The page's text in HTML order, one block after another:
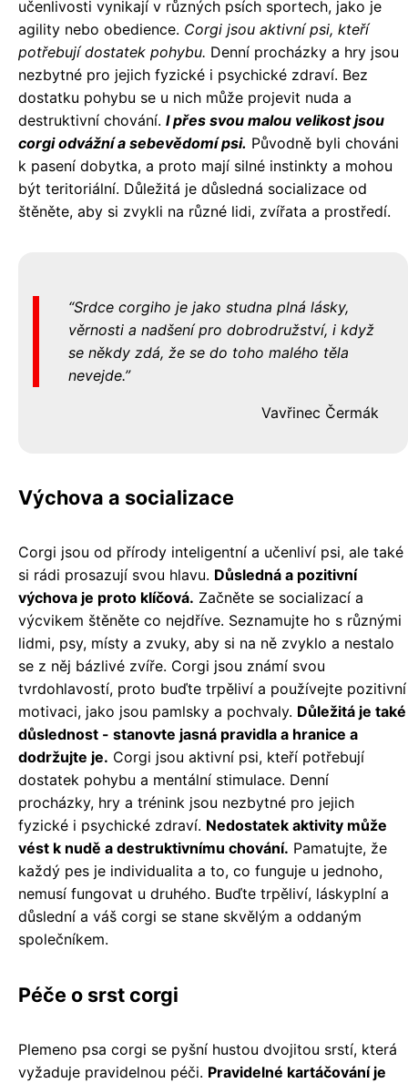
učenlivosti vynikají v různých psích sportech, jako je
agility nebo obedience. Corgi jsou aktivní psi, kteří
potřebují dostatek pohybu. Denní procházky a hry jsou
nezbytné pro jejich fyzické i psychické zdraví. Bez
dostatku pohybu se u nich může projevit nuda a
destruktivní chování. I přes svou malou velikost jsou
corgi odvážní a sebevědomí psi. Původně byli chováni
k pasení dobytka, a proto mají silné instinkty a mohou
být teritoriální. Důležitá je důsledná socializace od
štěněte, aby si zvykli na různé lidi, zvířata a prostředí.
Srdce corgiho je jako studna plná lásky,
věrnosti a nadšení pro dobrodružství, i když
se někdy zdá, že se do toho malého těla
nevejde.
Vavřinec Čermák
Výchova a socializace
Corgi jsou od přírody inteligentní a učenliví psi, ale také
si rádi prosazují svou hlavu. Důsledná a pozitivní
výchova je proto klíčová. Začněte se socializací a
výcvikem štěněte co nejdříve. Seznamujte ho s různými
lidmi, psy, místy a zvuky, aby si na ně zvyklo a nestalo
se z něj bázlivé zvíře. Corgi jsou známí svou
tvrdohlavostí, proto buďte trpěliví a používejte pozitivní
motivaci, jako jsou pamlsky a pochvaly. Důležitá je také
důslednost - stanovte jasná pravidla a hranice a
dodržujte je. Corgi jsou aktivní psi, kteří potřebují
dostatek pohybu a mentální stimulace. Denní
procházky, hry a trénink jsou nezbytné pro jejich
fyzické i psychické zdraví. Nedostatek aktivity může
vést k nudě a destruktivnímu chování. Pamatujte, že
každý pes je individualita a to, co funguje u jednoho,
nemusí fungovat u druhého. Buďte trpěliví, láskyplní a
důslední a váš corgi se stane skvělým a oddaným
společníkem.
Péče o srst corgi
Plemeno psa corgi se pyšní hustou dvojitou srstí, která
vyžaduje pravidelnou péči. Pravidelné kartáčování je